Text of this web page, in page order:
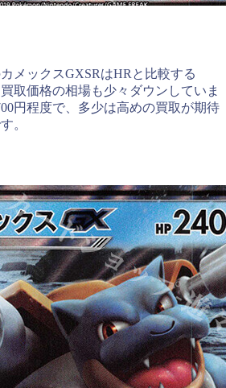
メックスGXSRはHRと比較する
取価格の相場も少々ダウンしていま
円程度で、多少は高めの買取が期待
。